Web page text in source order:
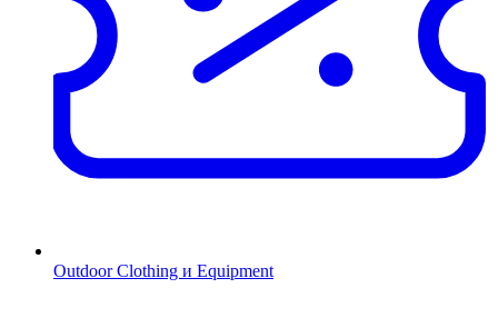
Outdoor Clothing и Equipment